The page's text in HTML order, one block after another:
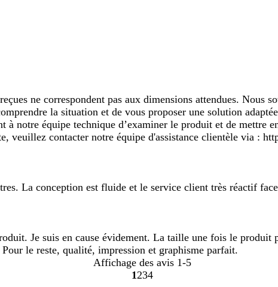
ne correspondent pas aux dimensions attendues. Nous
la situation et de vous proposer une solution
notre équipe technique d’examiner le produit et de mettre
veuillez contacter notre équipe d'assistance clientèle via :
La conception est fluide et le service client très réactif
Je suis en cause évidement. La taille une fois le produit
le reste, qualité, impression et graphisme parfait.
Affichage des avis 1-5
Accéder
1 Accéder
2 Accéder
3Accéder
4